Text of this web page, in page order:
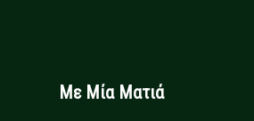
Με Μία Ματιά